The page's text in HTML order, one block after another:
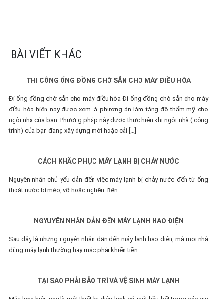
BÀI VIẾT KHÁC
THI CÔNG ỐNG ĐỒNG CHỜ SẴN CHO MÁY ĐIỀU HÒA
Đi ống đồng chờ sẵn cho máy điều hòa Đi ống đồng chờ sẵn cho máy
điều hòa hiện nay được xem là phương án làm tăng độ thẩm mỹ cho
ngôi nhà của bạn. Phương pháp này được thực hiện khi ngôi nhà ( công
trình) của bạn đang xây dựng mới hoặc cải […]
CÁCH KHẮC PHỤC MÁY LẠNH BỊ CHẢY NƯỚC
Nguyên nhân chủ yếu dẫn đến việc máy lạnh bị chảy nước đến từ ống
thoát nước bị méo, vỡ hoặc nghẽn. Bên..
NGYUYÊN NHÂN DẪN ĐẾN MÁY LẠNH HAO ĐIỆN
Sau đây là những nguyên nhân dẫn đến máy lạnh hao điện, mà mọi nhà
dùng máy lạnh thường hay mắc phải khiến tiền..
TẠI SAO PHẢI BẢO TRÌ VÀ VỆ SINH MÁY LẠNH